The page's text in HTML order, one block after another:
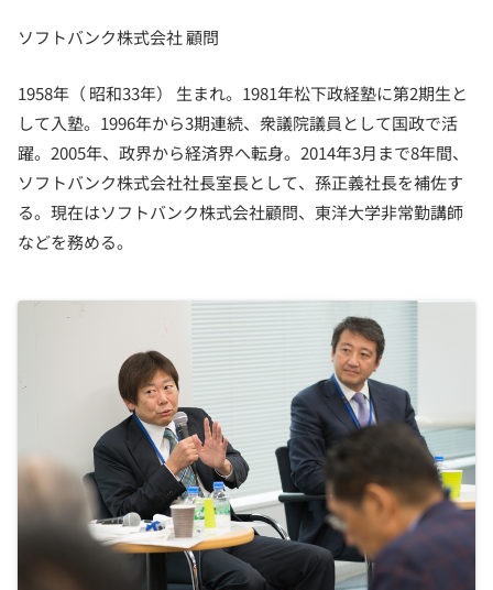
ソフトバンク株式会社 顧問
1958年（ 昭和33年） 生まれ。1981年松下政経塾に第2期生と
して入塾。1996年から3期連続、衆議院議員として国政で活
躍。2005年、政界から経済界へ転身。2014年3月まで8年間、
ソフトバンク株式会社社長室長として、孫正義社長を補佐す
る。現在はソフトバンク株式会社顧問、東洋大学非常勤講師
などを務める。